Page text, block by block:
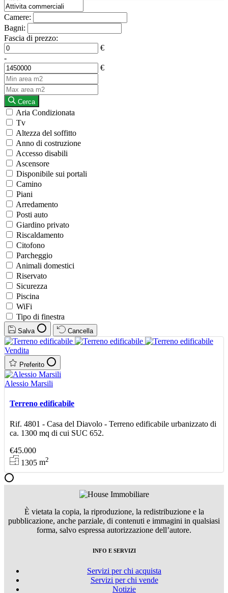
Camere:
Bagni:
Fascia di prezzo:
€
-
€
Cerca
Aria Condizionata
Tv
Altezza del soffitto
Anno di costruzione
Accesso disabili
Ascensore
Disponibile sui portali
Camino
Piani
Arredamento
Posti auto
Giardino privato
Riscaldamento
Citofono
Parcheggio
Animali domestici
Riservato
Sicurezza
Piscina
WiFi
Tipo di finestra
Salva Cancella
Vendita
Preferito
Alessio Marsili
Terreno edificabile
Rif. 4801 - Casa del Diavolo - Terreno edificabile urbanizzato di
ca. 1300 mq di cui SUC 652.
€45.000
1305m2
È vietata la copia, la riproduzione, la redistribuzione e la
pubblicazione, anche parziale, di contenuti e immagini in qualsiasi
forma, salvo espressa autorizzazione dell’autore.
INFO E SERVIZI
Servizi per chi acquista
Servizi per chi vende
Notizie